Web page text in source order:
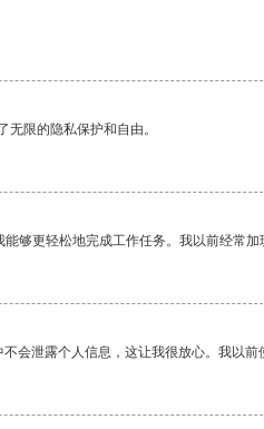
限的隐私保护和自由。
够更轻松地完成工作任务。我以前经常
会泄露个人信息，这让我很放心。我以